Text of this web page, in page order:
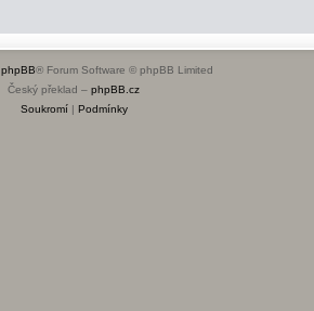
phpBB® Forum Software © phpBB Limited
Český překlad – phpBB.cz
Soukromí| Podmínky